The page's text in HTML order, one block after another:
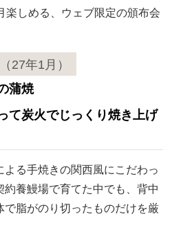
しめる、ウェブ限定の頒布会
27年1月）
蒲焼
て炭火でじっくり焼き上げ
る手焼きの関西風にこだわっ
養鰻場で育てた中でも、背中
で脂がのり切ったものだけを厳